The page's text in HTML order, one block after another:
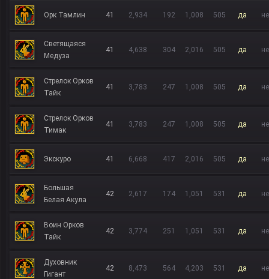
Орк Тамлин 41 2,934 192 1,008 505 да
Светящаяся
Медуза
41 4,638 304 2,016 505 да
Стрелок Орков
Тайк
41 3,783 247 1,008 505 да
Стрелок Орков
Тимак
41 3,783 247 1,008 505 да
Экскуро 41 6,668 417 2,016 505 да
Большая
Белая Акула
42 2,617 174 1,051 531 да
Воин Орков
Тайк
42 3,774 251 1,051 531 да
Духовник
Гигант
42 8,473 564 4,203 531 да